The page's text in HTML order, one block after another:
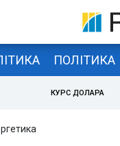
ПОЛІТИКА
КУРС ДОЛАРА